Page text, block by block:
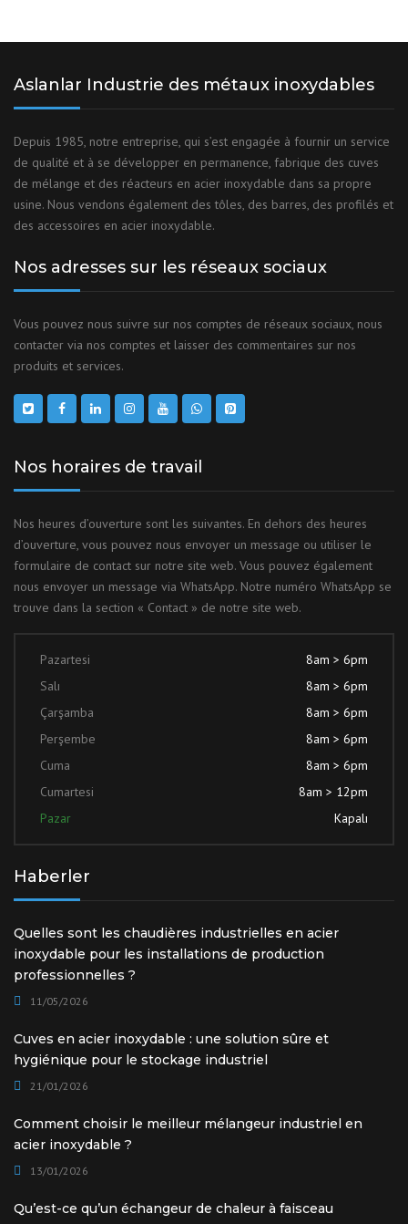
Aslanlar Industrie des métaux inoxydables
Depuis 1985, notre entreprise, qui s’est engagée à fournir un service
de qualité et à se développer en permanence, fabrique des cuves
de mélange et des réacteurs en acier inoxydable dans sa propre
usine. Nous vendons également des tôles, des barres, des profilés et
des accessoires en acier inoxydable.
Nos adresses sur les réseaux sociaux
Vous pouvez nous suivre sur nos comptes de réseaux sociaux, nous
contacter via nos comptes et laisser des commentaires sur nos
produits et services.
Nos horaires de travail
Nos heures d’ouverture sont les suivantes. En dehors des heures
d’ouverture, vous pouvez nous envoyer un message ou utiliser le
formulaire de contact sur notre site web. Vous pouvez également
nous envoyer un message via WhatsApp. Notre numéro WhatsApp se
trouve dans la section « Contact » de notre site web.
Pazartesi
8am > 6pm
Salı
8am > 6pm
Çarşamba
8am > 6pm
Perşembe
8am > 6pm
Cuma
8am > 6pm
Cumartesi
8am > 12pm
Pazar
Kapalı
Haberler
Quelles sont les chaudières industrielles en acier
inoxydable pour les installations de production
professionnelles ?
11/05/2026
Cuves en acier inoxydable : une solution sûre et
hygiénique pour le stockage industriel
21/01/2026
Comment choisir le meilleur mélangeur industriel en
acier inoxydable ?
13/01/2026
Qu’est-ce qu’un échangeur de chaleur à faisceau